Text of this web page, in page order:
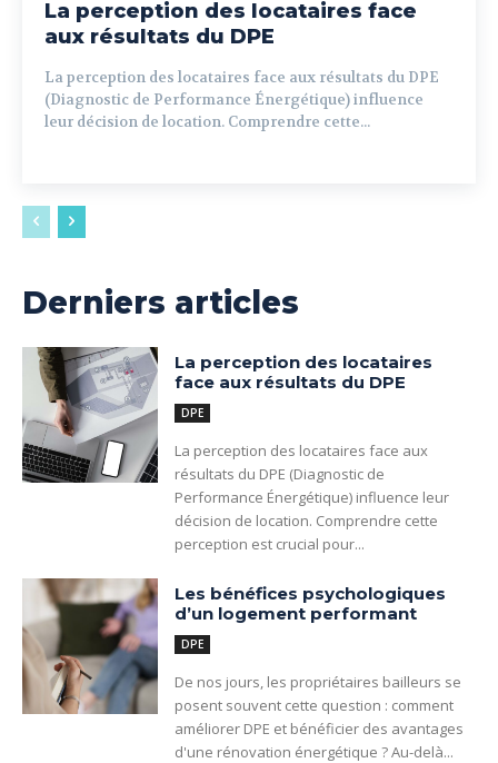
La perception des locataires face
aux résultats du DPE
La perception des locataires face aux résultats du DPE
(Diagnostic de Performance Énergétique) influence
leur décision de location. Comprendre cette...
Derniers articles
La perception des locataires
face aux résultats du DPE
DPE
La perception des locataires face aux
résultats du DPE (Diagnostic de
Performance Énergétique) influence leur
décision de location. Comprendre cette
perception est crucial pour...
Les bénéfices psychologiques
d’un logement performant
DPE
De nos jours, les propriétaires bailleurs se
posent souvent cette question : comment
améliorer DPE et bénéficier des avantages
d'une rénovation énergétique ? Au-delà...